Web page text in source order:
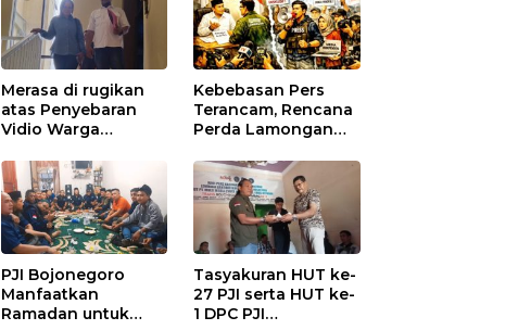
Merasa di rugikan
atas Penyebaran
Vidio Warga
Ke Polres
Bojonegoro
Kebebasan Pers
Terancam, Rencana
Perda Lamongan
PJI Bojonegoro
Manfaatkan
Ramadan untuk
Tasyakuran HUT ke-
27 PJI serta HUT ke-
1 DPC PJI